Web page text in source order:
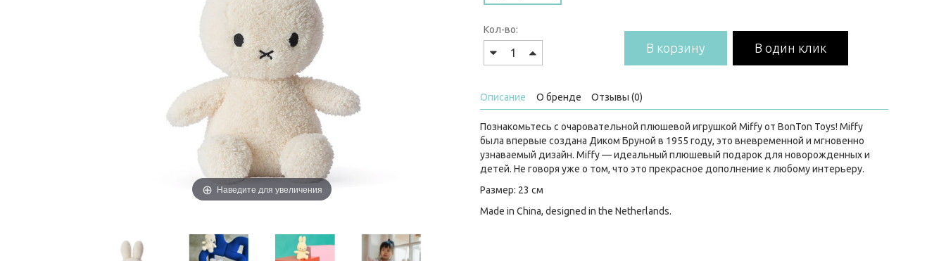
Наведите для увеличения
Кол-во:
В корзину В один клик
Описание О бренде Отзывы (0)
Познакомьтесь с очаровательной плюшевой игрушкой Miffy от BonTon Toys! Miffy
была впервые создана Диком Бруной в 1955 году, это вневременной и мгновенно
узнаваемый дизайн. Miffy — идеальный плюшевый подарок для новорожденных и
детей. Не говоря уже о том, что это прекрасное дополнение к любому интерьеру.
Размер: 23 см
Made in China, designed in the Netherlands.